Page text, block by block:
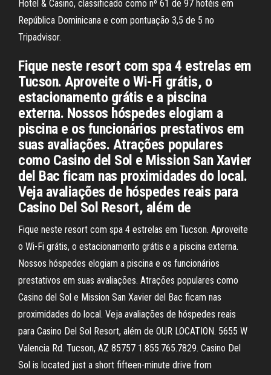
Hotel & Casino, classificado como nº 61 de 97 hotéis em
República Dominicana e com pontuação 3,5 de 5 no
Tripadvisor.
Fique neste resort com spa 4 estrelas em
Tucson. Aproveite o Wi-Fi grátis, o
estacionamento grátis e a piscina
externa. Nossos hóspedes elogiam a
piscina e os funcionários prestativos em
suas avaliações. Atrações populares
como Casino del Sol e Mission San Xavier
del Bac ficam nas proximidades do local.
Veja avaliações de hóspedes reais para
Casino Del Sol Resort, além de
Fique neste resort com spa 4 estrelas em Tucson. Aproveite
o Wi-Fi grátis, o estacionamento grátis e a piscina externa.
Nossos hóspedes elogiam a piscina e os funcionários
prestativos em suas avaliações. Atrações populares como
Casino del Sol e Mission San Xavier del Bac ficam nas
proximidades do local. Veja avaliações de hóspedes reais
para Casino Del Sol Resort, além de OUR LOCATION. 5655 W
Valencia Rd. Tucson, AZ 85757 1.855.765.7829. Casino Del
Sol is located just a short fifteen-minute drive from